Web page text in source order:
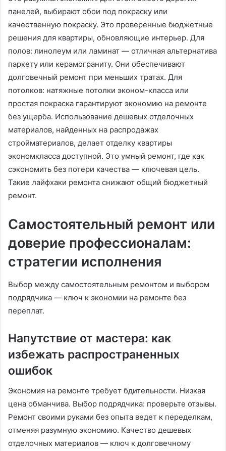
панелей, выбирают обои под покраску или
качественную покраску. Это проверенные бюджетные
решения для квартиры, обновляющие интерьер. Для
полов: линолеум или ламинат — отличная альтернатива
паркету или керамограниту. Они обеспечивают
долговечный ремонт при меньших тратах. Для
потолков: натяжные потолки эконом-класса или
простая покраска гарантируют экономию на ремонте
без ущерба. Использование дешевых отделочных
материалов, найденных на распродажах
стройматериалов, делает отделку квартиры
экономкласса доступной. Это умный ремонт, где как
сэкономить без потери качества — ключевая цель.
Такие лайфхаки ремонта снижают общий бюджетный
ремонт.
Самостоятельный ремонт или
доверие профессионалам:
стратегии исполнения
Выбор между самостоятельным ремонтом и выбором
подрядчика — ключ к экономии на ремонте без
переплат.
Напутствие от мастера: как
избежать распространенных
ошибок
Экономия на ремонте требует бдительности. Низкая
цена обманчива. Выбор подрядчика: проверьте отзывы.
Ремонт своими руками без опыта ведет к переделкам,
отменяя разумную экономию. Качество дешевых
отделочных материалов — ключ к долговечному